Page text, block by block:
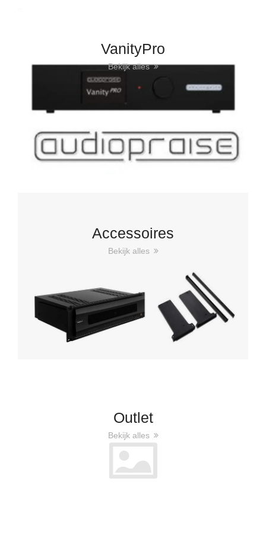
VanityPro
Bekijk alles
Accessoires
Bekijk alles
Outlet
Bekijk alles